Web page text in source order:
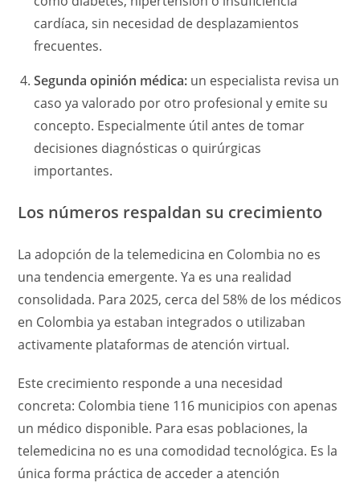
cardíaca, sin necesidad de desplazamientos
frecuentes.
Segunda opinión médica: un especialista revisa un
caso ya valorado por otro profesional y emite su
concepto. Especialmente útil antes de tomar
decisiones diagnósticas o quirúrgicas
importantes.
Los números respaldan su crecimiento
La adopción de la telemedicina en Colombia no es
una tendencia emergente. Ya es una realidad
consolidada. Para 2025, cerca del 58% de los médicos
en Colombia ya estaban integrados o utilizaban
activamente plataformas de atención virtual.
Este crecimiento responde a una necesidad
concreta: Colombia tiene 116 municipios con apenas
un médico disponible. Para esas poblaciones, la
telemedicina no es una comodidad tecnológica. Es la
única forma práctica de acceder a atención